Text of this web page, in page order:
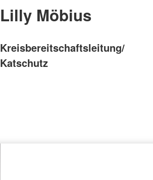
Lilly Möbius
Kreisbereitschaftsleitung/
Katschutz